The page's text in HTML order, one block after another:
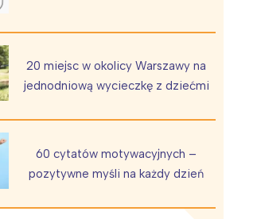
na kwitnącym polu
20 miejsc w okolicy Warszawy na
jednodniową wycieczkę z dziećmi
60 cytatów motywacyjnych –
pozytywne myśli na każdy dzień